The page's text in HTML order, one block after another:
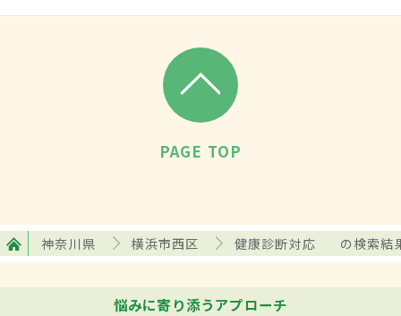
PAGE TOP
神奈川県 横浜市西区 健康診断対応 の検索結
悩みに寄り添うアプローチ